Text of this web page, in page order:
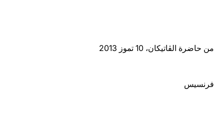
من حاضرة الڤاتيكان، 10 تموز 2013
فرنسيس